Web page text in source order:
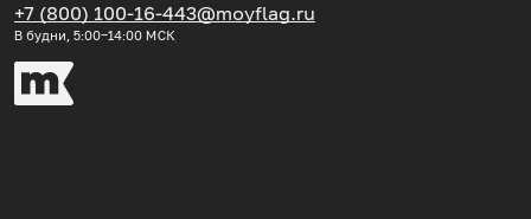
+7 (800) 100-16-44
В будни, 5:00‒14:00 МСК
3@moyflag.ru